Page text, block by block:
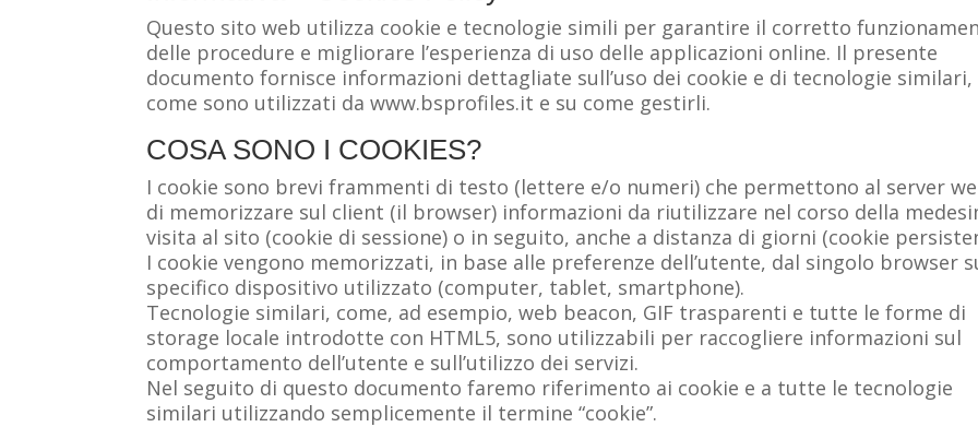
Questo sito web utilizza cookie e tecnologie simili per garantire il corretto
delle procedure e migliorare l’esperienza di uso delle applicazioni online. Il presente
documento fornisce informazioni dettagliate sull’uso dei cookie e di tecnologie similari,
come sono utilizzati da www.bsprofiles.it e su come gestirli.
COSA SONO I COOKIES?
I cookie sono brevi frammenti di testo (lettere e/o numeri) che permettono al server
di memorizzare sul client (il browser) informazioni da riutilizzare nel corso della
visita al sito (cookie di sessione) o in seguito, anche a distanza di giorni (cookie
I cookie vengono memorizzati, in base alle preferenze dell’utente, dal singolo browser
specifico dispositivo utilizzato (computer, tablet, smartphone).
Tecnologie similari, come, ad esempio, web beacon, GIF trasparenti e tutte le forme di
storage locale introdotte con HTML5, sono utilizzabili per raccogliere informazioni sul
comportamento dell’utente e sull’utilizzo dei servizi.
Nel seguito di questo documento faremo riferimento ai cookie e a tutte le tecnologie
similari utilizzando semplicemente il termine “cookie”.